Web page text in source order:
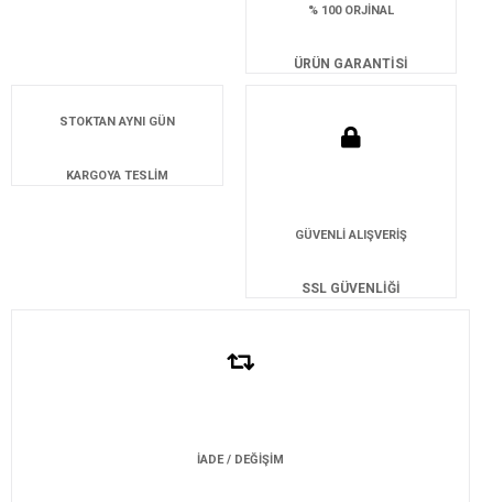
% 100 ORJİNAL
ÜRÜN GARANTİSİ
STOKTAN AYNI GÜN
KARGOYA TESLİM
GÜVENLİ ALIŞVERİŞ
SSL GÜVENLİĞİ
İADE / DEĞİŞİM